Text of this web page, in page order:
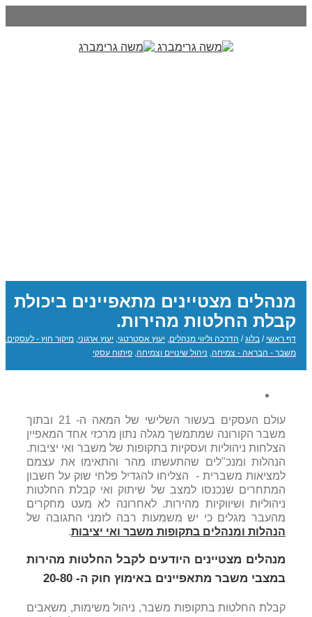
מנהלים מצטיינים מתאפיינים ביכולת
קבלת החלטות מהירות.
דף ראשי / בלוג / הדרכה וליווי מנהלים, יעוץ אסטרטגי, יעוץ ארגוני, מיקור חוץ - לעסקים.
משבר - הבראה - צמיחה, ניהול שינויים וצמיחה, פיתוח עסקי
עולם העסקים בעשור השלישי של המאה ה- 21 ובתוך
משבר הקורונה שמתמשך מגלה נתון מרכזי אחד המאפיין
הצלחות ניהוליות ועסקיות בתקופות של משבר ואי יציבות.
הנהלות ומנכ"לים שהתעשתו מהר והתאימו את עצמם
למציאות משברית - הצליחו להגדיל פלחי שוק על חשבון
המתחרים שנכנסו למצב של שיתוק ואי קבלת החלטות
ניהוליות ושיווקיות מהירות. לאחרונה לא מעט מחקרים
מהעבר מגלים כי יש משמעות רבה לזמני התגובה של
הנהלות ומנהלים בתקופות משבר ואי יציבות.
מנהלים מצטיינים היודעים לקבל החלטות מהירות
במצבי משבר מתאפיינים באימוץ חוק ה- 20-80
קבלת החלטות בתקופות משבר, ניהול משימות, משאבים